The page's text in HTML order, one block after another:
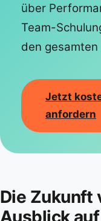
über
Team-
den
Jetzt
anfordern
Die Zukunft
Ausblick